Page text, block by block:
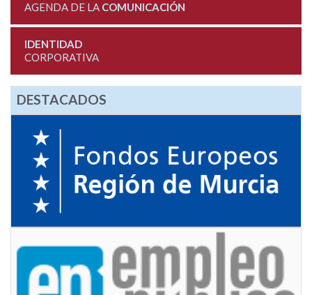
AGENDA DE LA COMUNICACIÓN
IDENTIDAD
CORPORATIVA
DESTACADOS